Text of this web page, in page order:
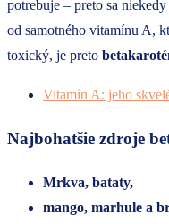
potrebuje – preto sa
od samotného vitamínu A,
toxický, je preto
Vitamín A: jeho
Najbohatšie zdroje
Mrkva, bataty,
mango, marhule a